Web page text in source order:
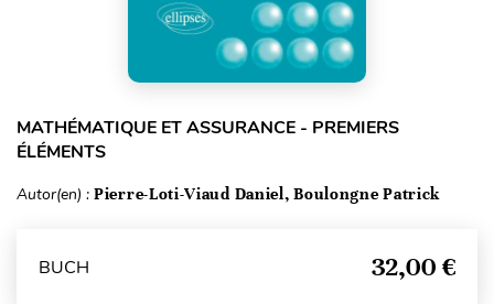
MATHÉMATIQUE ET ASSURANCE - PREMIERS
ÉLÉMENTS
Autor(en) : Pierre-Loti-Viaud Daniel, Boulongne Patrick
BUCH 32,00 €